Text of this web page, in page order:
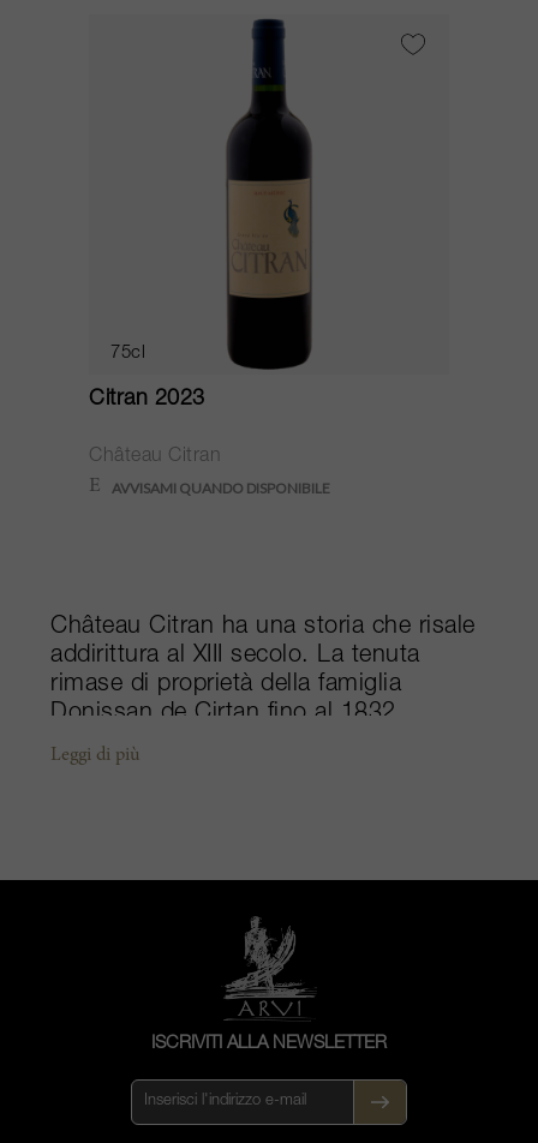
75cl
Citran 2023
Château Citran
Château Citran ha una storia che risale
addirittura al XIII secolo. La tenuta
rimase di proprietà della famiglia
Donissan de Cirtan fino al 1832,
quando l'ultimo erede la vendette. Oggi
lo Château è di proprietà dei Merlaut,
Moulis-en-Médoc, i vigneti di Citran si
estendono su oltre 100 ettari e
beneficiano del clima marittimo del
Médoc grazie alla vicinanza all'estuario
della Gironda e al golfo di Biscaglia.
Situata in una posizione idilliaca, la
sostenibile è protetta dai venti
occidentali e nord-occidentali dalle
Leggi di più
ISCRIVITI ALLA NEWSLETTER